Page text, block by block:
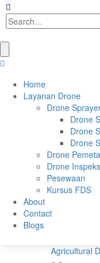
Home
Layanan Drone
Drone
Drone
Drone
Drone
Drone
Drone
Pesewaan
Kursus FDS
About
Contact
Blogs
Agricultural